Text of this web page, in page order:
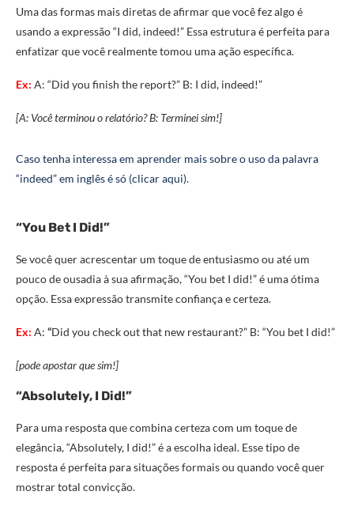
Uma das formas mais diretas de afirmar que você fez algo é
usando a expressão “I did, indeed!” Essa estrutura é perfeita para
enfatizar que você realmente tomou uma ação específica.
Ex: A: “Did you finish the report?” B: I did, indeed!”
[A: Você terminou o relatório? B: Terminei sim!]
Caso tenha interessa em aprender mais sobre o uso da palavra
“indeed” em inglês é só (clicar aqui).
“You Bet I Did!”
Se você quer acrescentar um toque de entusiasmo ou até um
pouco de ousadia à sua afirmação, “You bet I did!” é uma ótima
opção. Essa expressão transmite confiança e certeza.
Ex: A: “Did you check out that new restaurant?” B: “You bet I did!”
[pode apostar que sim!]
“Absolutely, I Did!”
Para uma resposta que combina certeza com um toque de
elegância, “Absolutely, I did!” é a escolha ideal. Esse tipo de
resposta é perfeita para situações formais ou quando você quer
mostrar total convicção.